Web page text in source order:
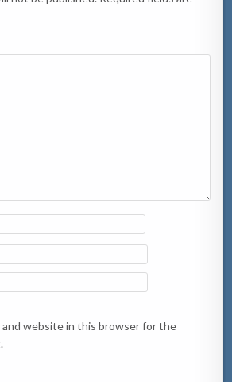
and website in this browser for the